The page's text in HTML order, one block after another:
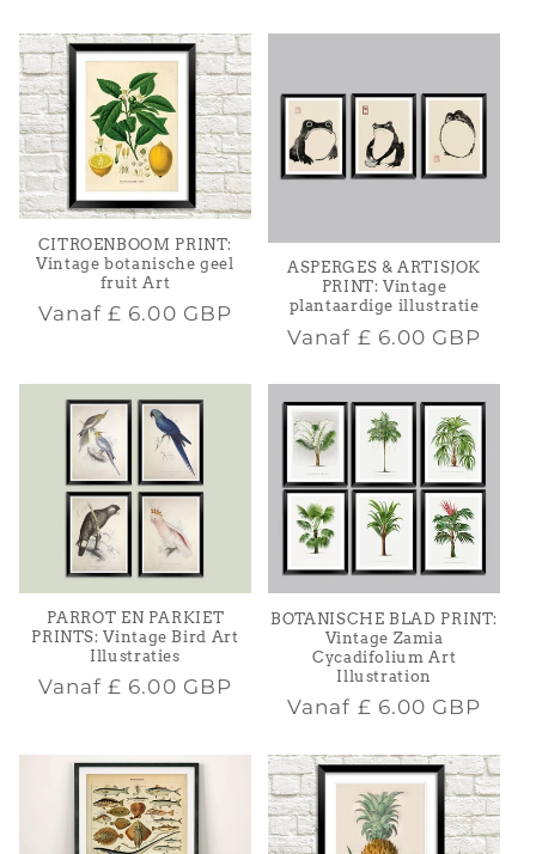
CITROENBOOM PRINT:
Vintage botanische geel
fruit Art
Normale
Vanaf£ 6.00 GBP
ASPERGES & ARTISJOK
PRINT: Vintage
plantaardige illustratie
Normale
Vanaf £ 6.00 GBP
PARROT EN PARKIET
PRINTS: Vintage Bird Art
Illustraties
Normale
Vanaf£ 6.00 GBP
BOTANISCHE BLAD PRINT:
Vintage Zamia
Cycadifolium Art
Illustration
Normale
Vanaf £ 6.00 GBP